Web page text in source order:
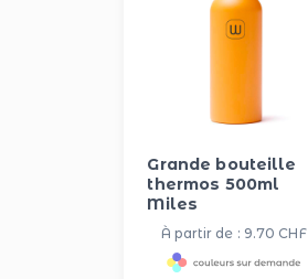
Grande bouteille
thermos 500ml
Miles
À partir de : 9.70 CHF